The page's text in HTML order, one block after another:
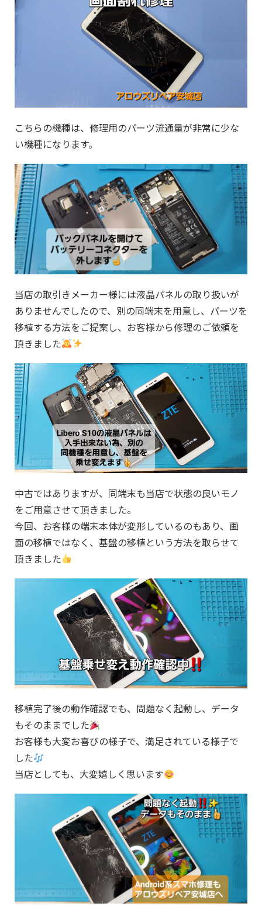
こちらの機種は、修理用のパーツ流通量が非常に少な
い機種になります。
当店の取引きメーカー様には液晶パネルの取り扱いが
ありませんでしたので、別の同端末を用意し、パーツを
移植する方法をご提案し、お客様から修理のご依頼を
頂きました
中古ではありますが、同端末も当店で状態の良いモノ
をご用意させて頂きました。
今回、お客様の端末本体が変形しているのもあり、画
面の移植ではなく、基盤の移植という方法を取らせて
頂きました
移植完了後の動作確認でも、問題なく起動し、データ
もそのままでした
お客様も大変お喜びの様子で、満足されている様子で
した
当店としても、大変嬉しく思います